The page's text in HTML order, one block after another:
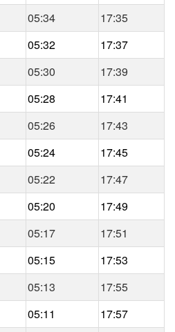
05:34
17:35
05:32
17:37
05:30
17:39
05:28
17:41
05:26
17:43
05:24
17:45
05:22
17:47
05:20
17:49
05:17
17:51
05:15
17:53
05:13
17:55
05:11
17:57